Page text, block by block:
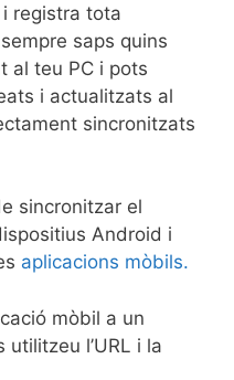
i registra tota
saps quins
al teu PC i pots
i actualitzats al
sincronitzats
sincronitzar el
Android i
aplicacions mòbils.
mòbil a un
l’URL i la